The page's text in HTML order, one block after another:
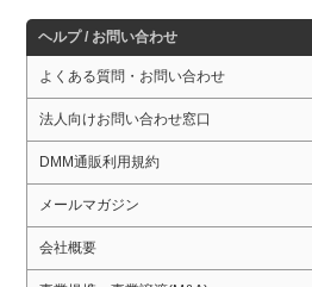
ヘルプ / お問い合わせ
よくある質問・お問い合わせ
法人向けお問い合わせ窓口
DMM通販利用規約
メールマガジン
会社概要